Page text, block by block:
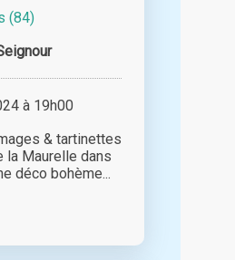
(84)
à 19h00
& tartinettes
la Maurelle dans
déco bohème...